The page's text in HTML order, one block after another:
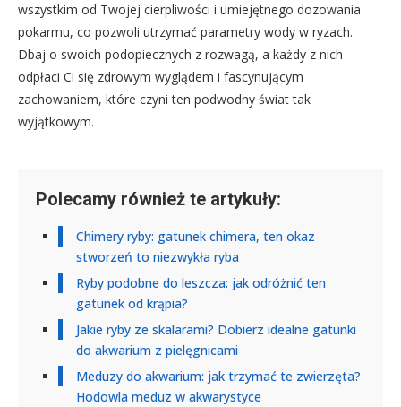
wszystkim od Twojej cierpliwości i umiejętnego dozowania
pokarmu, co pozwoli utrzymać parametry wody w ryzach.
Dbaj o swoich podopiecznych z rozwagą, a każdy z nich
odpłaci Ci się zdrowym wyglądem i fascynującym
zachowaniem, które czyni ten podwodny świat tak
wyjątkowym.
Polecamy również te artykuły:
Chimery ryby: gatunek chimera, ten okaz
stworzeń to niezwykła ryba
Ryby podobne do leszcza: jak odróżnić ten
gatunek od krąpia?
Jakie ryby ze skalarami? Dobierz idealne gatunki
do akwarium z pielęgnicami
Meduzy do akwarium: jak trzymać te zwierzęta?
Hodowla meduz w akwarystyce